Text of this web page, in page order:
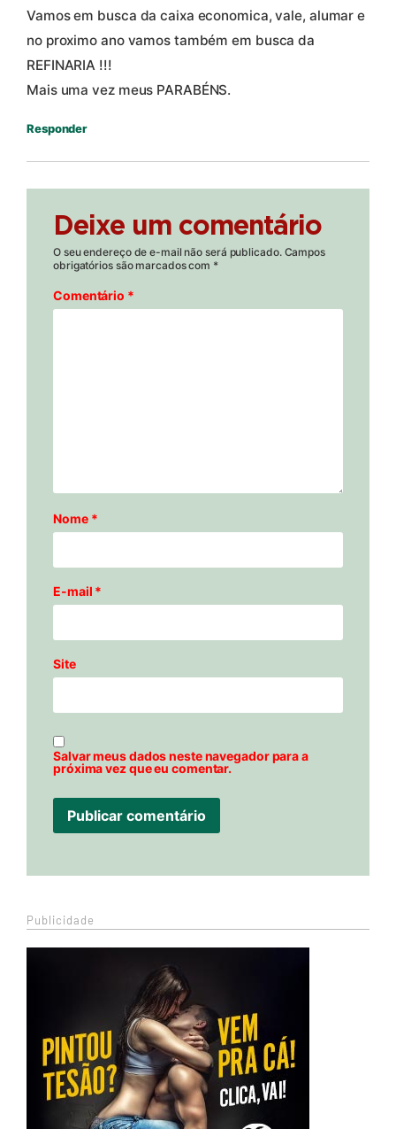
Vamos em busca da caixa economica, vale, alumar e
no proximo ano vamos também em busca da
REFINARIA !!!
Mais uma vez meus PARABÉNS.
Responder
Deixe um comentário
O seu endereço de e-mail não será publicado. Campos
obrigatórios são marcados com *
Comentário *
Nome *
E-mail *
Site
Salvar meus dados neste navegador para a
próxima vez que eu comentar.
Publicidade